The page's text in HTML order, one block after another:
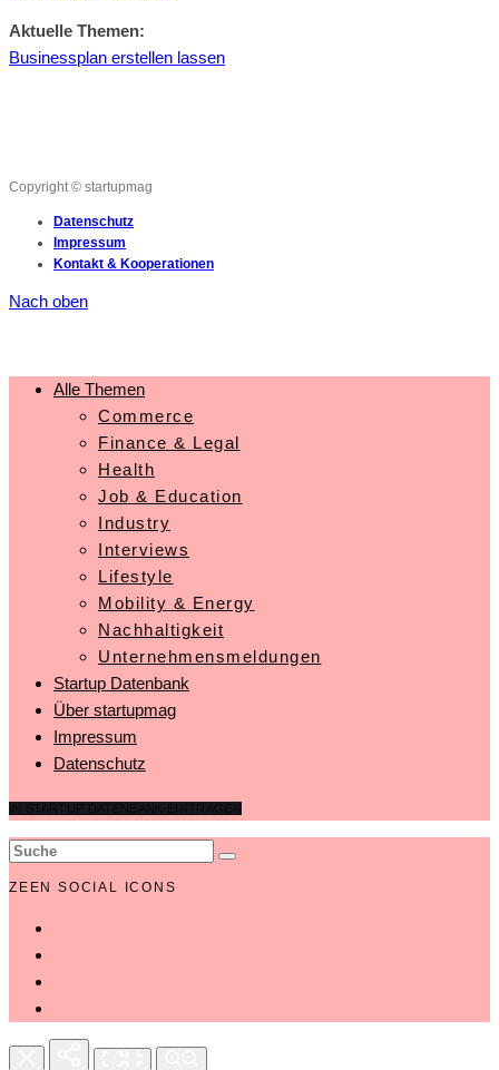
Aktuelle Themen:
Businessplan erstellen lassen
Copyright © startupmag
Datenschutz
Impressum
Kontakt & Kooperationen
Nach oben
Alle Themen
Commerce
Finance & Legal
Health
Job & Education
Industry
Interviews
Lifestyle
Mobility & Energy
Nachhaltigkeit
Unternehmensmeldungen
Startup Datenbank
Über startupmag
Impressum
Datenschutz
ZEEN SOCIAL ICONS